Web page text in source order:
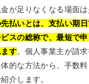
が足りなくなる場面
払いとは、支払い期
スの総称で、最短で
す。個人事業主が請
的な方法から、手数
介します。